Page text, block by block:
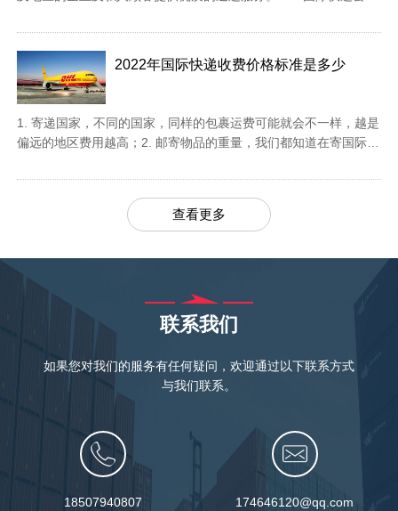
线服务渠道。DHL国际快递优势有哪些？1. DHL国际快递快速、可
靠和稳定，帮您快速高效地将您的包裹投递到收件人手中。2. DHL
大陆直飞...
2022年国际快递收费价格标准是多少
1. 寄递国家，不同的国家，同样的包裹运费可能就会不一样，越是
偏远的地区费用越高；2. 邮寄物品的重量，我们都知道在寄国际快
是实际重量，另一个就是体积重量了，体积重指物品外包装的长*
宽*高/5000，长宽高单位是cm，最后计算出来的数值，实际重量与
查看更多
联系我们
如果您对我们的服务有任何疑问，欢迎通过以下联系方式
与我们联系。
18507940807 174646120@qq.com